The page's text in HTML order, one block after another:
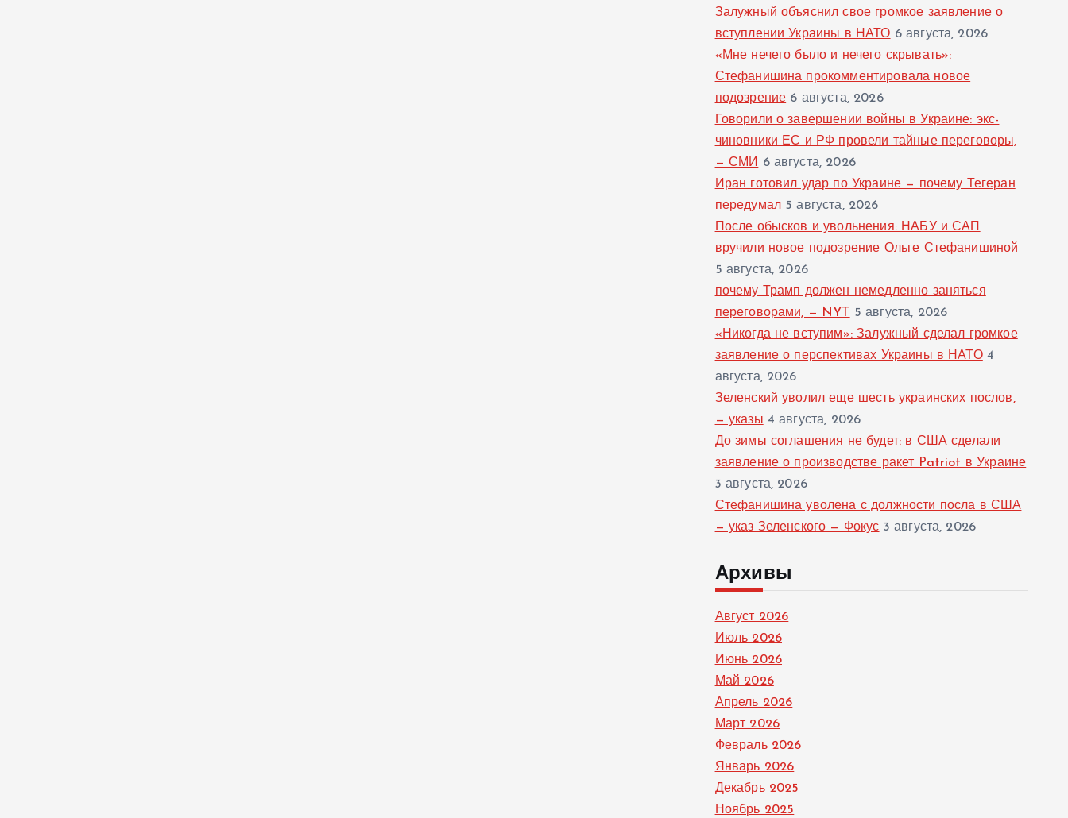
Залужный объяснил свое громкое заявление о
вступлении Украины в НАТО 6 августа, 2026
«Мне нечего было и нечего скрывать»:
Стефанишина прокомментировала новое
подозрение 6 августа, 2026
Говорили о завершении войны в Украине: экс-
чиновники ЕС и РФ провели тайные переговоры,
— СМИ 6 августа, 2026
Иран готовил удар по Украине — почему Тегеран
передумал 5 августа, 2026
После обысков и увольнения: НАБУ и САП
вручили новое подозрение Ольге Стефанишиной
5 августа, 2026
почему Трамп должен немедленно заняться
переговорами, — NYT
5 августа, 2026
«Никогда не вступим»: Залужный сделал громкое
заявление о перспективах Украины в НАТО 4
августа, 2026
Зеленский уволил еще шесть украинских послов,
— указы 4 августа, 2026
До зимы соглашения не будет: в США сделали
заявление о производстве ракет Patriot в Украине
3 августа, 2026
Стефанишина уволена с должности посла в США
— указ Зеленского — Фокус 3 августа, 2026
Архивы
Август 2026
Июль 2026
Июнь 2026
Май 2026
Апрель 2026
Март 2026
Февраль 2026
Январь 2026
Декабрь 2025
Ноябрь 2025